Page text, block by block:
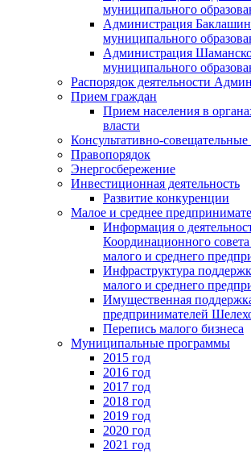
муниципального
Администрация
муниципального
Администрация
муниципального
Распорядок деятельности
Прием граждан
Прием населения в
власти
Консультативно-
Правопорядок
Энергосбережение
Инвестиционная деятельность
Развитие конкуренции
Малое и среднее
Информация о
Координационного
малого и среднего
Инфраструктура
малого и среднего
Имущественная
предпринимателей
Перепись малого бизнеса
Муниципальные программы
2015 год
2016 год
2017 год
2018 год
2019 год
2020 год
2021 год